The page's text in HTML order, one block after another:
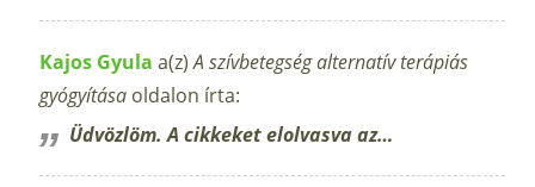
Kajos Gyula a(z)A szívbetegség alternatív terápiás
gyógyítása oldalon írta:
Üdvözlöm. A cikkeket elolvasva az…